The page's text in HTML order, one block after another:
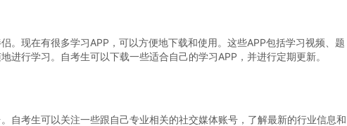
。现在有很多学习APP，可以方便地下载和使用。这些APP包括学习视频、题
进行学习。自考生可以下载一些适合自己的学习APP，并进行定期更新。
自考生可以关注一些跟自己专业相关的社交媒体账号，了解最新的行业信息和